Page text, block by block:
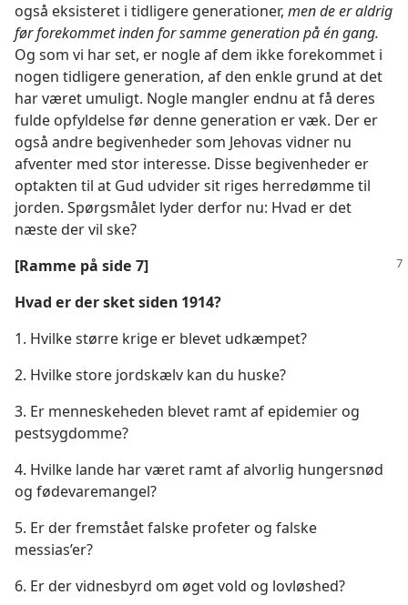
også eksisteret i tidligere generationer, men de er aldrig
før forekommet inden for samme generation på én gang.
Og som vi har set, er nogle af dem ikke forekommet i
nogen tidligere generation, af den enkle grund at det
har været umuligt. Nogle mangler endnu at få deres
fulde opfyldelse før denne generation er væk. Der er
også andre begivenheder som Jehovas vidner nu
afventer med stor interesse. Disse begivenheder er
optakten til at Gud udvider sit riges herredømme til
jorden. Spørgsmålet lyder derfor nu: Hvad er det
næste der vil ske?
[Ramme på side 7]
Hvad er der sket siden 1914?
1. Hvilke større krige er blevet udkæmpet?
2. Hvilke store jordskælv kan du huske?
3. Er menneskeheden blevet ramt af epidemier og
pestsygdomme?
4. Hvilke lande har været ramt af alvorlig hungersnød
og fødevaremangel?
5. Er der fremstået falske profeter og falske
messias’er?
6. Er der vidnesbyrd om øget vold og lovløshed?